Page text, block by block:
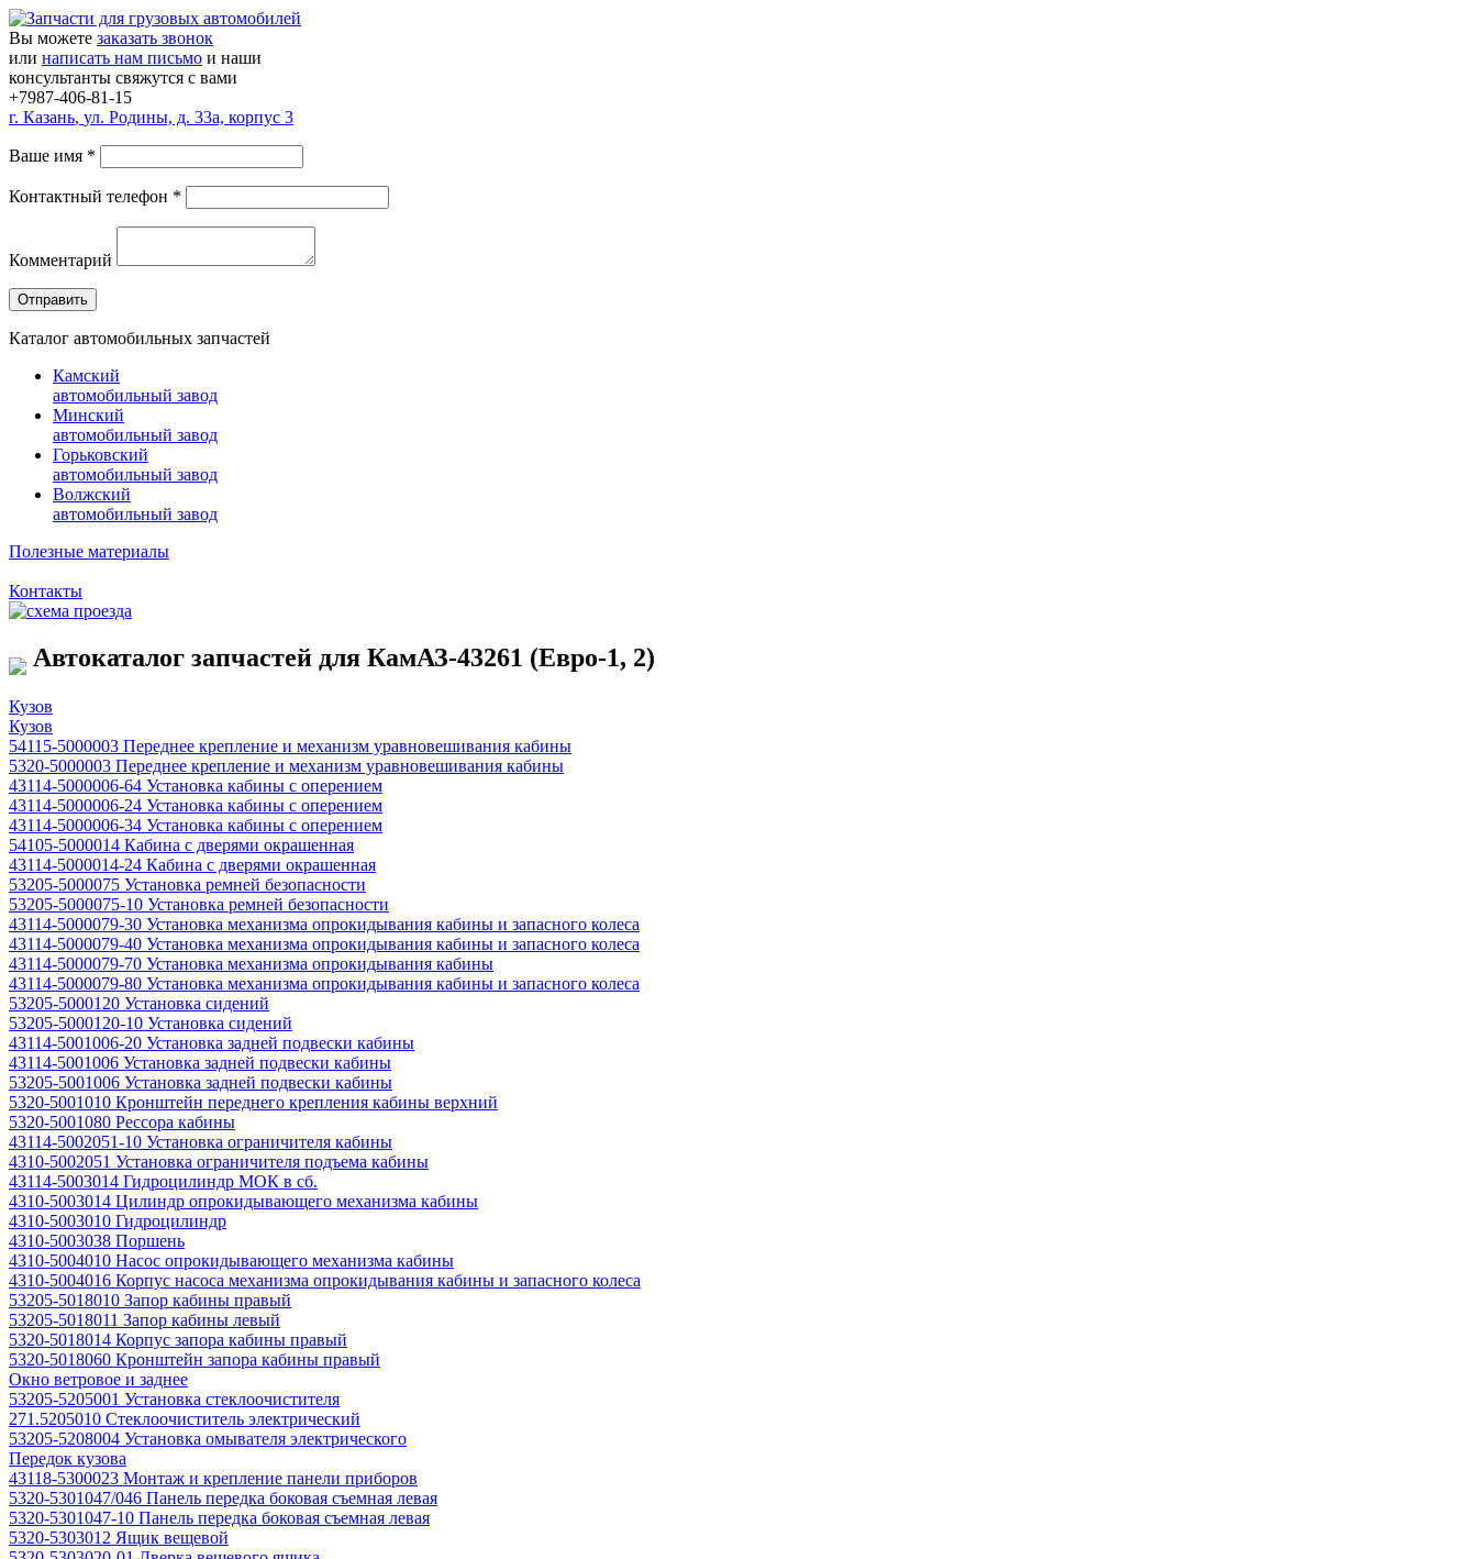
Вы можете заказать звонок
или написать нам письмо и наши
консультанты свяжутся с вами
+7987-406-81-15
г. Казань, ул. Родины, д. 33а, корпус 3
Ваше имя *
Контактный телефон *
Комментарий
Каталог автомобильных запчастей
Камский
автомобильный завод
Минский
автомобильный завод
Горьковский
автомобильный завод
Волжский
автомобильный завод
Полезные материалы
Контакты
Автокаталог запчастей для КамАЗ-43261 (Евро-1, 2)
Кузов
Кузов
54115-5000003 Переднее крепление и механизм уравновешивания кабины
5320-5000003 Переднее крепление и механизм уравновешивания кабины
43114-5000006-64 Установка кабины с оперением
43114-5000006-24 Установка кабины с оперением
43114-5000006-34 Установка кабины с оперением
54105-5000014 Кабина с дверями окрашенная
43114-5000014-24 Кабина с дверями окрашенная
53205-5000075 Установка ремней безопасности
53205-5000075-10 Установка ремней безопасности
43114-5000079-30 Установка механизма опрокидывания кабины и запасного колеса
43114-5000079-40 Установка механизма опрокидывания кабины и запасного колеса
43114-5000079-70 Установка механизма опрокидывания кабины
43114-5000079-80 Установка механизма опрокидывания кабины и запасного колеса
53205-5000120 Установка сидений
53205-5000120-10 Установка сидений
43114-5001006-20 Установка задней подвески кабины
43114-5001006 Установка задней подвески кабины
53205-5001006 Установка задней подвески кабины
5320-5001010 Кронштейн переднего крепления кабины верхний
5320-5001080 Рессора кабины
43114-5002051-10 Установка ограничителя кабины
4310-5002051 Установка ограничителя подъема кабины
43114-5003014 Гидроцилиндр МОК в сб.
4310-5003014 Цилиндр опрокидывающего механизма кабины
4310-5003010 Гидроцилиндр
4310-5003038 Поршень
4310-5004010 Насос опрокидывающего механизма кабины
4310-5004016 Корпус насоса механизма опрокидывания кабины и запасного колеса
53205-5018010 Запор кабины правый
53205-5018011 Запор кабины левый
5320-5018014 Корпус запора кабины правый
5320-5018060 Кронштейн запора кабины правый
Окно ветровое и заднее
53205-5205001 Установка стеклоочистителя
271.5205010 Стеклоочиститель электрический
53205-5208004 Установка омывателя электрического
Передок кузова
43118-5300023 Монтаж и крепление панели приборов
5320-5301047/046 Панель передка боковая съемная левая
5320-5301047-10 Панель передка боковая съемная левая
5320-5303012 Ящик вещевой